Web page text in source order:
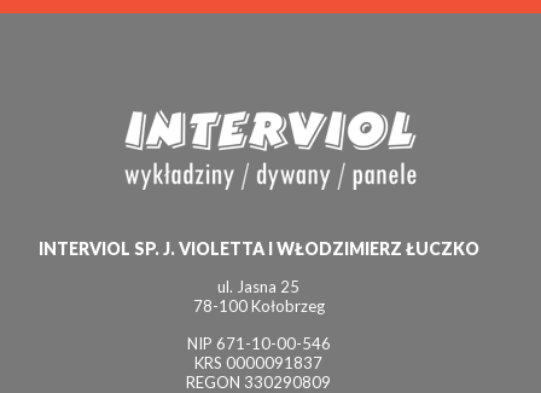
INTERVIOL SP. J. VIOLETTA I WŁODZIMIERZ ŁUCZKO
ul. Jasna 25
78-100 Kołobrzeg
NIP 671-10-00-546
KRS 0000091837
REGON 330290809